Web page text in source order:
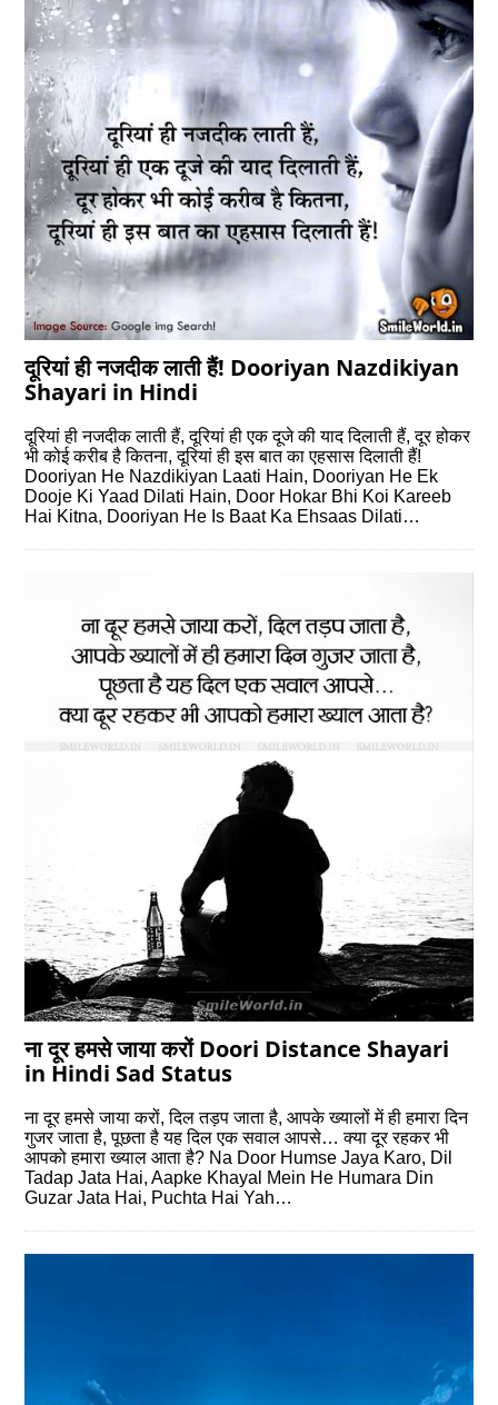
दूरियां ही नजदीक लाती हैं! Dooriyan Nazdikiyan
Shayari in Hindi
दूरियां ही नजदीक लाती हैं, दूरियां ही एक दूजे की याद दिलाती हैं, दूर होकर
भी कोई करीब है कितना, दूरियां ही इस बात का एहसास दिलाती हैं!
Dooriyan He Nazdikiyan Laati Hain, Dooriyan He Ek
Dooje Ki Yaad Dilati Hain, Door Hokar Bhi Koi Kareeb
Hai Kitna, Dooriyan He Is Baat Ka Ehsaas Dilati…
ना दूर हमसे जाया करों Doori Distance Shayari
in Hindi Sad Status
ना दूर हमसे जाया करों, दिल तड़प जाता है, आपके ख्यालों में ही हमारा दिन
गुजर जाता है, पूछता है यह दिल एक सवाल आपसे… क्या दूर रहकर भी
आपको हमारा ख्याल आता है? Na Door Humse Jaya Karo, Dil
Tadap Jata Hai, Aapke Khayal Mein He Humara Din
Guzar Jata Hai, Puchta Hai Yah…